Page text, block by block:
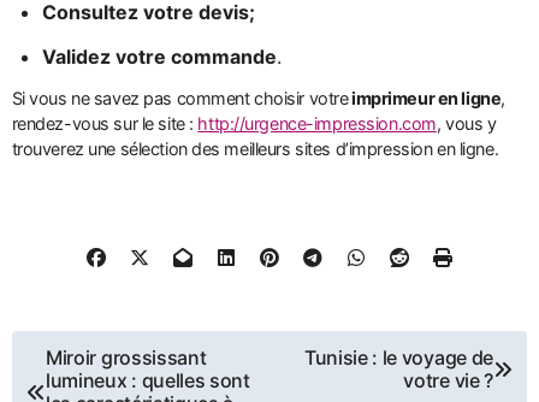
Consultez votre devis;
Validez votre commande.
Si vous ne savez pas comment choisir votreimprimeur en ligne,
rendez-vous sur le site : http://urgence-impression.com, vous y
trouverez une sélection des meilleurs sites d’impression en ligne.
Navigation
Miroir grossissant
lumineux : quelles sont
Tunisie : le voyage de
votre vie ?